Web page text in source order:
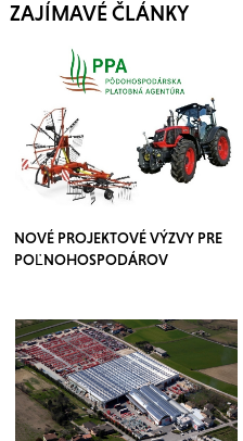
ZAJÍMAVÉ ČLÁNKY
NOVÉ PROJEKTOVÉ VÝZVY PRE
POĽNOHOSPODÁROV